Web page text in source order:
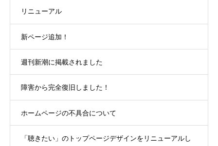
リニューアル
新ページ追加！
週刊新潮に掲載されました
障害から完全復旧しました！
ホームページの不具合について
「聴きたい」のトップページデザインをリニューアルし